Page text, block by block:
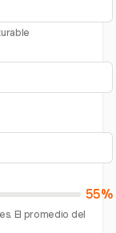
55%
El promedio del